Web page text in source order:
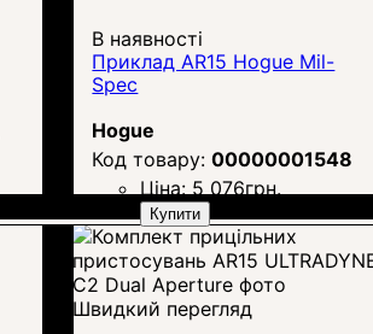
В наявності
Приклад AR15 Hogue Mil-
Spec
Hogue
00000001548
Ціна: 5 076грн.
Купити
Швидкий перегляд